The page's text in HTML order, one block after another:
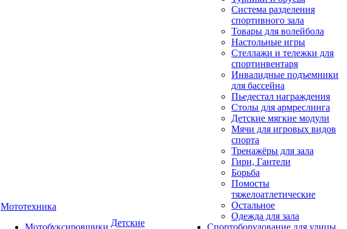
Мототехника
Мотобуксировщики Детские
Система разделения
спортивного зала
Товары для волейбола
Настольные игры
Стеллажи и тележки для
спортинвентаря
Инвалидные подъемники
для бассейна
Пьедестал награждения
Столы для армреслинга
Детские мягкие модули
Мячи для игровых видов
спорта
Тренажёры для зала
Гири, Гантели
Борьба
Помосты
тяжелоатлетические
Остальное
Одежда для зала
Спортоборудование для улицы